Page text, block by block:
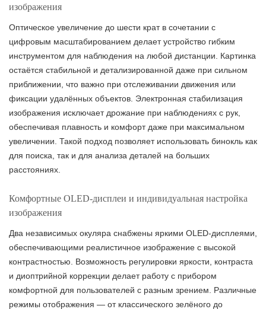
изображения
Оптическое увеличение до шести крат в сочетании с
цифровым масштабированием делает устройство гибким
инструментом для наблюдения на любой дистанции. Картинка
остаётся стабильной и детализированной даже при сильном
приближении, что важно при отслеживании движения или
фиксации удалённых объектов. Электронная стабилизация
изображения исключает дрожание при наблюдениях с рук,
обеспечивая плавность и комфорт даже при максимальном
увеличении. Такой подход позволяет использовать бинокль как
для поиска, так и для анализа деталей на больших
расстояниях.
Комфортные OLED-дисплеи и индивидуальная настройка
изображения
Два независимых окуляра снабжены яркими OLED-дисплеями,
обеспечивающими реалистичное изображение с высокой
контрастностью. Возможность регулировки яркости, контраста
и диоптрийной коррекции делает работу с прибором
комфортной для пользователей с разным зрением. Различные
режимы отображения — от классического зелёного до